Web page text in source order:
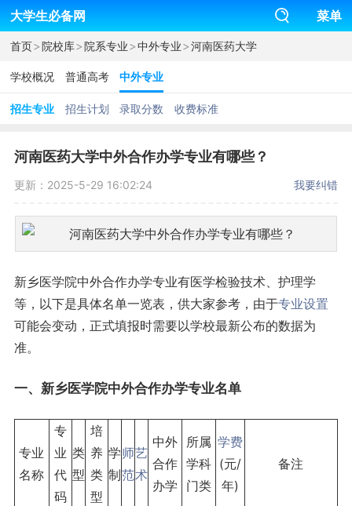
大学生必备网 菜单
首页>院校库>院系专业>中外专业>河南医药大学
学校概况 普通高考 中外专业
招生专业 招生计划 录取分数 收费标准
河南医药大学中外合作办学专业有哪些？
更新：2025-5-29 16:02:24 我要纠错
新乡医学院中外合作办学专业有医学检验技术、护理学
等，以下是具体名单一览表，供大家参考，由于专业设置
可能会变动，正式填报时需要以学校最新公布的数据为
准。
一、新乡医学院中外合作办学专业名单
专业
名称
专
业
代
码
类
型
培
养
类
型
学
制
师
范
艺
术
中外
合作
办学
所属
学科
门类
学费
(元/
年)
备注